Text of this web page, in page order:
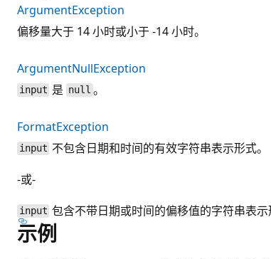
ArgumentException
偏移量大于 14 小时或小于 -14 小时。
ArgumentNullException
input 是 null 。
FormatException
input 不包含日期和时间的有效字符串表示形式。
-或-
input 包含不带日期或时间的偏移值的字符串表示
示例